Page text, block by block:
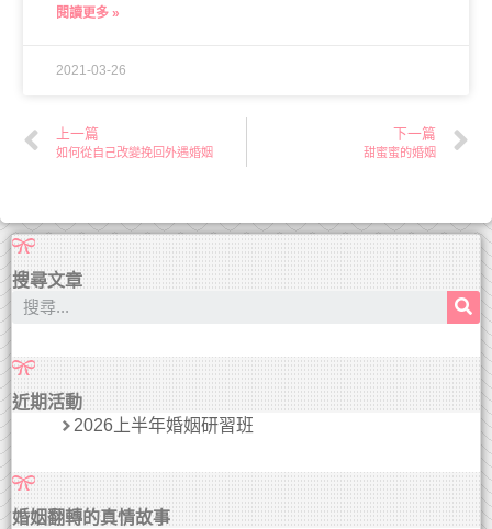
閱讀更多 »
2021-03-26
上一篇
如何從自己改變挽回外遇婚姻
下一篇
甜蜜蜜的婚姻
搜尋文章
近期活動
2026上半年婚姻研習班
婚姻翻轉的真情故事